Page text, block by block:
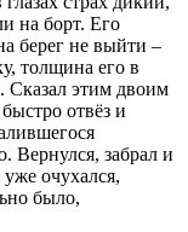
на борт. Его
берег не выйти –
толщина его в
Сказал этим двоим
отвёз и
Вернулся, забрал и
очухался,
было,